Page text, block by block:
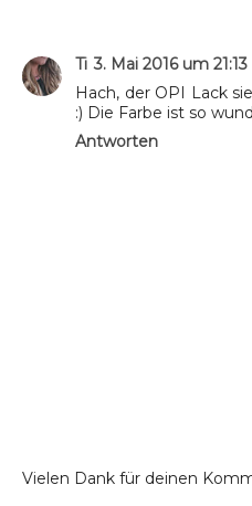
Ti 3. Mai 2016 um 21:13
Hach, der OPI Lack
:) Die Farbe ist so
Antworten
Vielen Dank für deinen